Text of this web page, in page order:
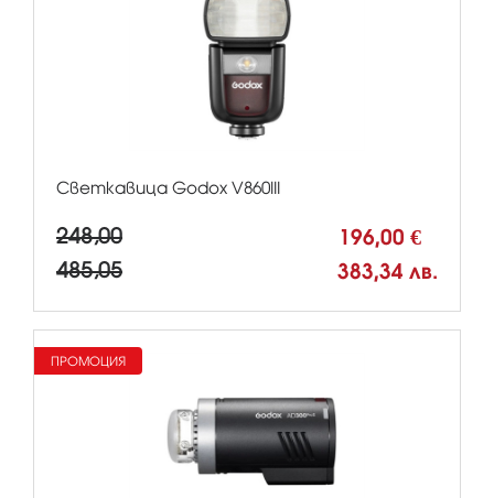
Светкавица Godox V860III
248,00 196,00 €
485,05 383,34 лв.
ПРОМОЦИЯ